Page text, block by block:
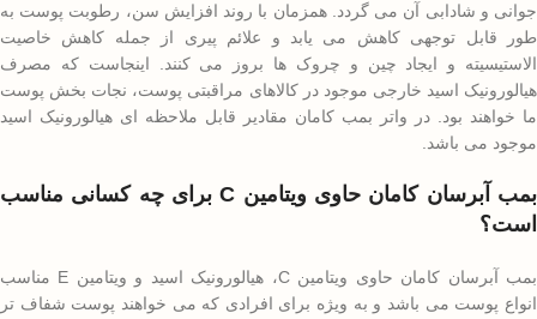
جوانی و شادابی آن می گردد. همزمان با روند افزایش سن، رطوبت پوست به
طور قابل توجهی کاهش می یابد و علائم پیری از جمله کاهش خاصیت
الاستیسیته و ایجاد چین و چروک ها بروز می کنند. اینجاست که مصرف
هیالورونیک اسید خارجی موجود در کالاهای مراقبتی پوست، نجات بخش پوست
ما خواهند بود. در واتر بمب کامان مقادیر قابل ملاحظه ای هیالورونیک اسید
موجود می باشد.
بمب آبرسان کامان حاوی ویتامین C برای چه کسانی مناسب
است؟
بمب آبرسان کامان حاوی ویتامین C، هیالورونیک اسید و ویتامین E مناسب
انواع پوست می باشد و به ویژه برای افرادی که می خواهند پوست شفاف تر